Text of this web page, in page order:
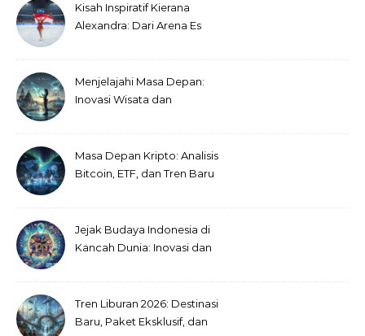
Kisah Inspiratif Kierana
Alexandra: Dari Arena Es
Menjelajahi Masa Depan:
Inovasi Wisata dan
Masa Depan Kripto: Analisis
Bitcoin, ETF, dan Tren Baru
Jejak Budaya Indonesia di
Kancah Dunia: Inovasi dan
Tren Liburan 2026: Destinasi
Baru, Paket Eksklusif, dan